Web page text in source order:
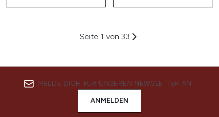
Seite 1 von 33
MELDE DICH FÜR UNSEREN NEWSLETTER AN
ANMELDEN